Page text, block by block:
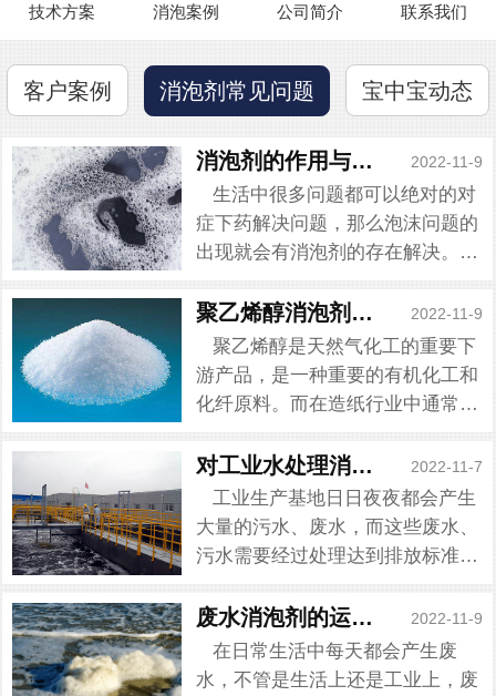
技术方案 消泡案例 公司简介 联系我们
客户案例 消泡剂常见问题 宝中宝动态
消泡剂的作用与用途 2022-11-9
生活中很多问题都可以绝对的对
症下药解决问题，那么泡沫问题的
出现就会有消泡剂的存在解决。消
最多的，之所以能够被广泛运用到
生产环节，取决于消泡剂的作用与
用途的发挥性。而泡沫解决有...
聚乙烯醇消泡剂的特点及作用 2022-11-9
聚乙烯醇是天然气化工的重要下
游产品，是一种重要的有机化工和
化纤原料。而在造纸行业中通常需
中会泡沫问题的产生，主要是气液
接触和体系内助泡物的存在，当机
械搅拌时液相体系就会产生泡...
对工业水处理消泡剂的了解 2022-11-7
工业生产基地日日夜夜都会产生
大量的污水、废水，而这些废水、
污水需要经过处理达到排放标准才
响，处理过程会产生泡沫问题，泡
沫这方面问题可以交给工业水处理
消泡剂进行处理，大多数都会...
废水消泡剂的运用及作用 2022-11-9
在日常生活中每天都会产生废
水，不管是生活上还是工业上，废